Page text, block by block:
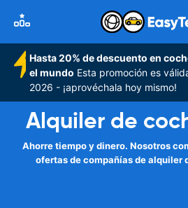
Hasta 20% de descuento en
el mundo Esta promoción es
2026 - ¡aprovéchala hoy mismo!
Alquiler de
Ahorre tiempo y dinero. Nosotros
ofertas de compañías de alquiler